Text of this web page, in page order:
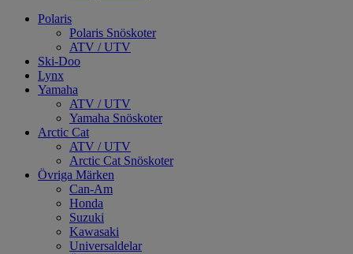
Polaris
Polaris Snöskoter
ATV / UTV
Ski-Doo
Lynx
Yamaha
ATV / UTV
Yamaha Snöskoter
Arctic Cat
ATV / UTV
Arctic Cat Snöskoter
Övriga Märken
Can-Am
Honda
Suzuki
Kawasaki
Universaldelar